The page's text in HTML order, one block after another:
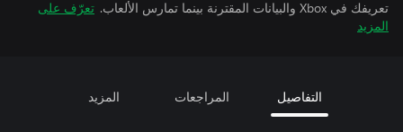
تعريفك في Xbox والبيانات المقترنة بينما تمارس الألعاب.
تعرّف على
المزيد
التفاصيل المراجعات المزيد